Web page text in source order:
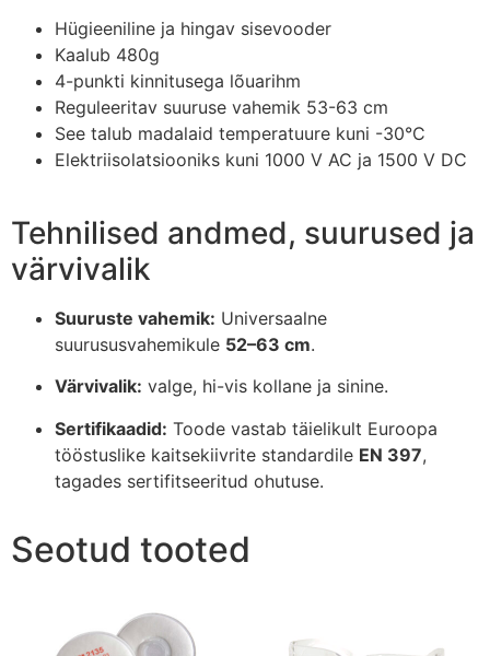
Hügieeniline ja hingav sisevooder
Kaalub 480g
4-punkti kinnitusega lõuarihm
Reguleeritav suuruse vahemik 53-63 cm
See talub madalaid temperatuure kuni -30°C
Elektriisolatsiooniks kuni 1000 V AC ja 1500 V DC
Tehnilised andmed, suurused ja
värvivalik
Suuruste vahemik: Universaalne
suurususvahemikule 52–63 cm.
Värvivalik: valge, hi-vis kollane ja sinine.
Sertifikaadid: Toode vastab täielikult Euroopa
tööstuslike kaitsekiivrite standardile EN 397,
tagades sertifitseeritud ohutuse.
Seotud tooted